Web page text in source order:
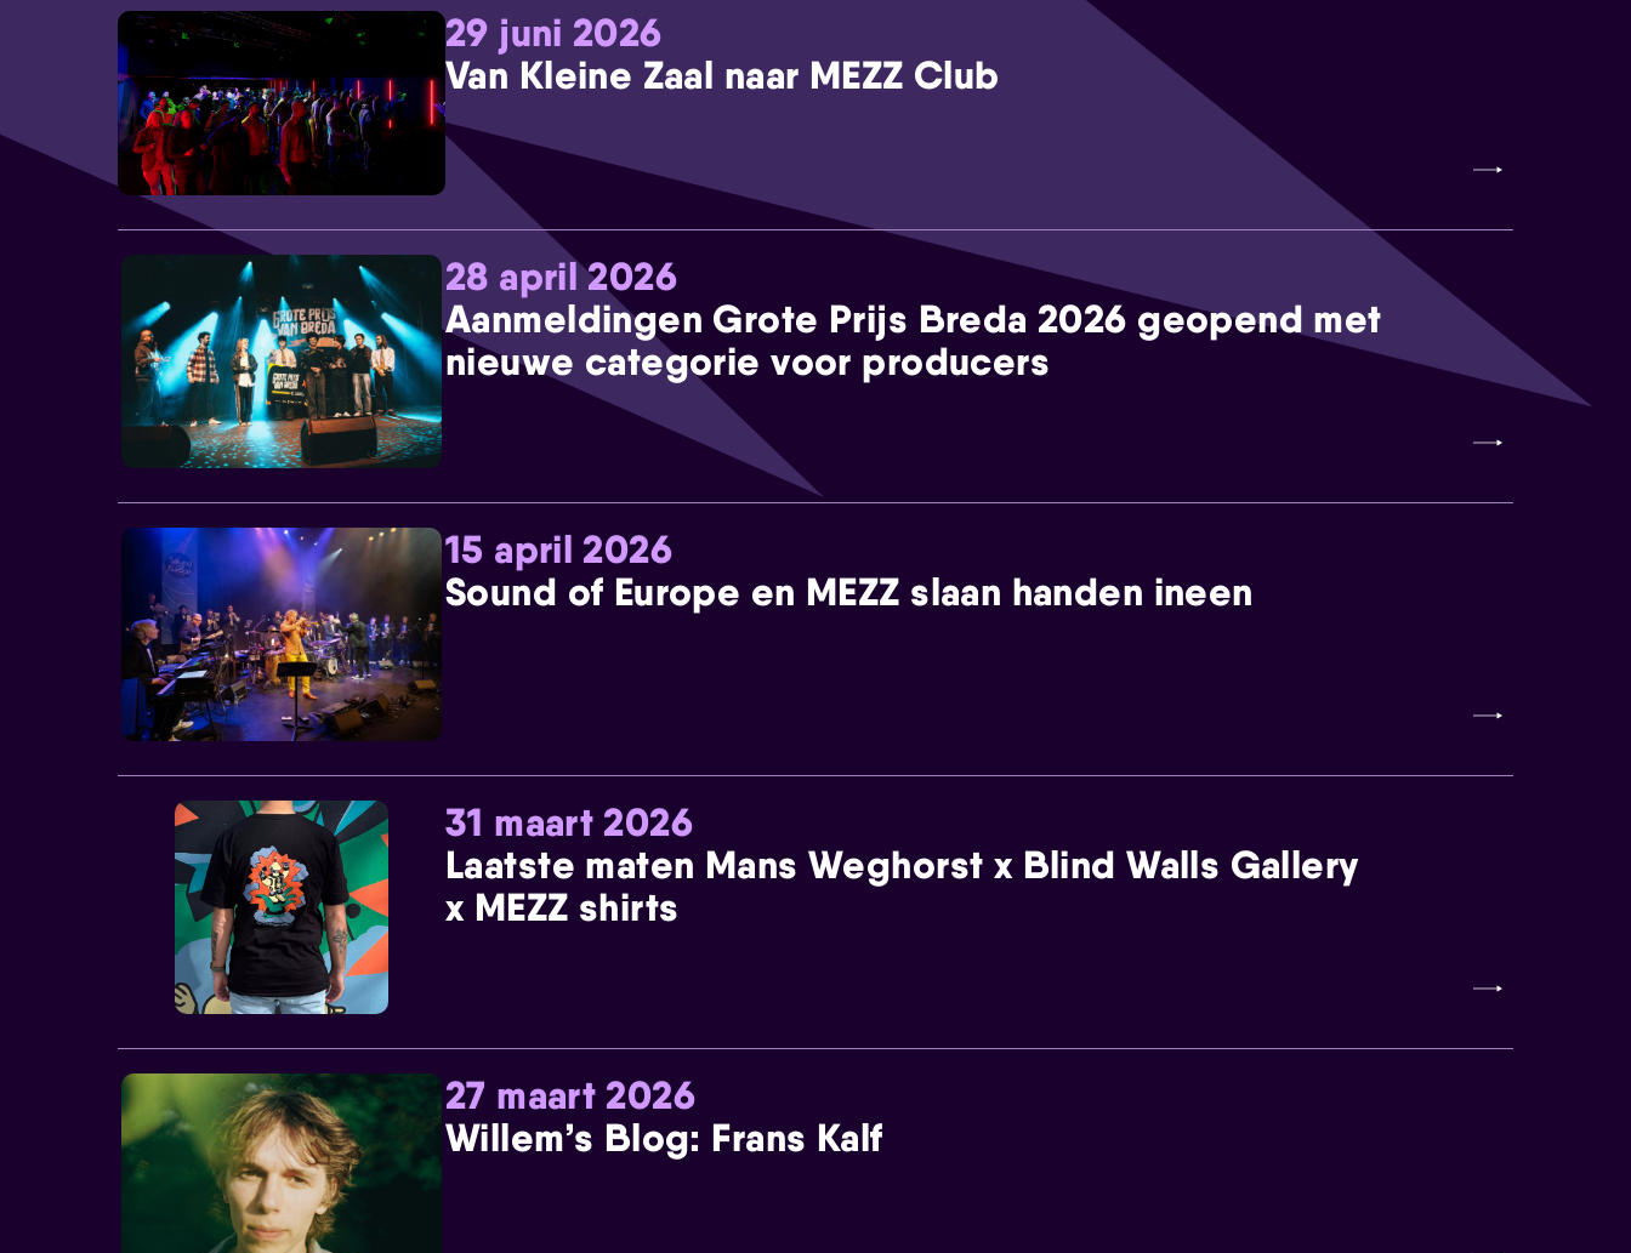
29 juni 2026
Van Kleine Zaal naar MEZZ Club
28 april 2026
Aanmeldingen Grote Prijs Breda 2026 geopend met
nieuwe categorie voor producers
15 april 2026
Sound of Europe en MEZZ slaan handen ineen
31 maart 2026
Laatste maten Mans Weghorst x Blind Walls Gallery
x MEZZ shirts
27 maart 2026
Willem’s Blog: Frans Kalf